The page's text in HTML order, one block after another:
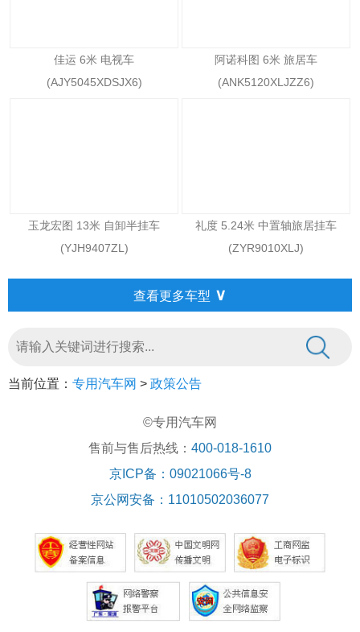
佳运 6米 电视车
(AJY5045XDSJX6)
阿诺科图 6米 旅居车
(ANK5120XLJZZ6)
玉龙宏图 13米 自卸半挂车
(YJH9407ZL)
礼度 5.24米 中置轴旅居挂车
(ZYR9010XLJ)
查看更多车型 ∨
当前位置： 专用汽车网 > 政策公告
©专用汽车网
售前与售后热线： 400-018-1610
京ICP备：09021066号-8
京公网安备：11010502036077